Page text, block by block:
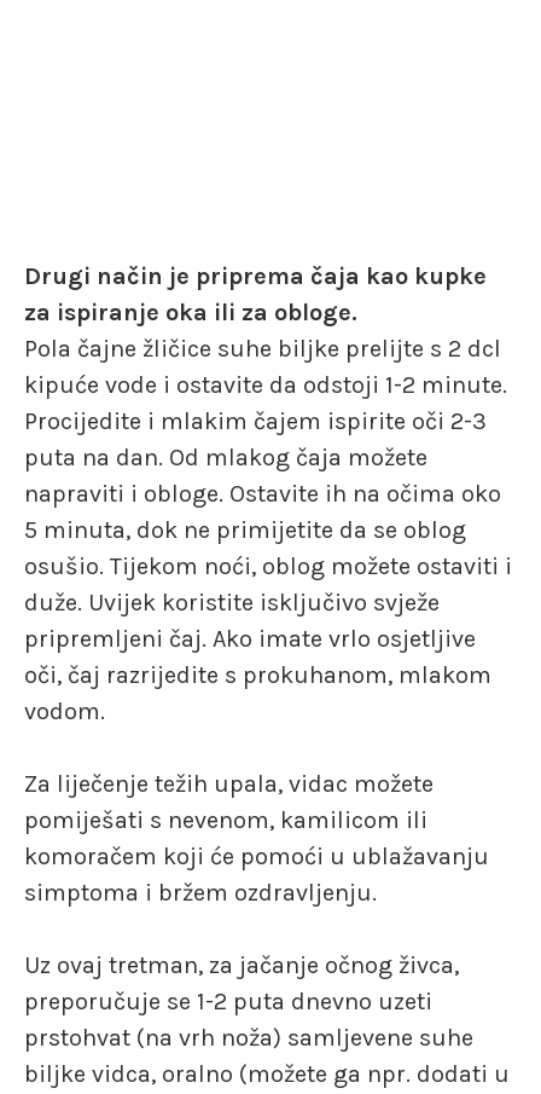
Drugi način je priprema čaja kao kupke
za ispiranje oka ili za obloge.
Pola čajne žličice suhe biljke prelijte s 2 dcl
kipuće vode i ostavite da odstoji 1-2 minute.
Procijedite i mlakim čajem ispirite oči 2-3
puta na dan. Od mlakog čaja možete
napraviti i obloge. Ostavite ih na očima oko
5 minuta, dok ne primijetite da se oblog
osušio. Tijekom noći, oblog možete ostaviti i
duže. Uvijek koristite isključivo svježe
pripremljeni čaj. Ako imate vrlo osjetljive
oči, čaj razrijedite s prokuhanom, mlakom
vodom.
Za liječenje težih upala, vidac možete
pomiješati s nevenom, kamilicom ili
komoračem koji će pomoći u ublažavanju
simptoma i bržem ozdravljenju.
Uz ovaj tretman, za jačanje očnog živca,
preporučuje se 1-2 puta dnevno uzeti
prstohvat (na vrh noža) samljevene suhe
biljke vidca, oralno (možete ga npr. dodati u